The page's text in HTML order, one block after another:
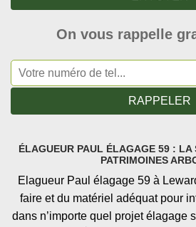
On vous rappelle
ÉLAGUEUR PAUL ÉLAGAGE 59 : LA
PATRIMOINES
Elagueur Paul élagage 59 à
faire et du matériel adéquat pour
dans n’importe quel projet élagage